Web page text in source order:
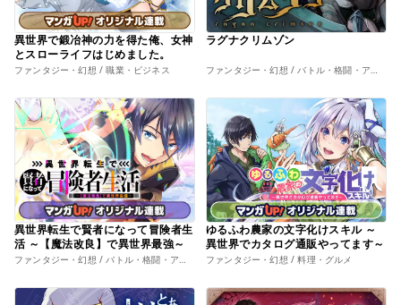
異世界で鍛冶神の力を得た俺、女神
とスローライフはじめました。
ファンタジー・幻想 / 職業・ビジネス
ラグナクリムゾン
ファンタジー・幻想 / バトル・格闘・アクション
異世界転生で賢者になって冒険者生
活 ～【魔法改良】で異世界最強～
ゆるふわ農家の文字化けスキル ～
異世界でカタログ通販やってます～
ファンタジー・幻想 / 料理・グルメ